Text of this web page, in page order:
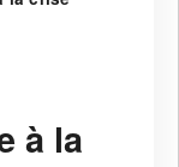
à la